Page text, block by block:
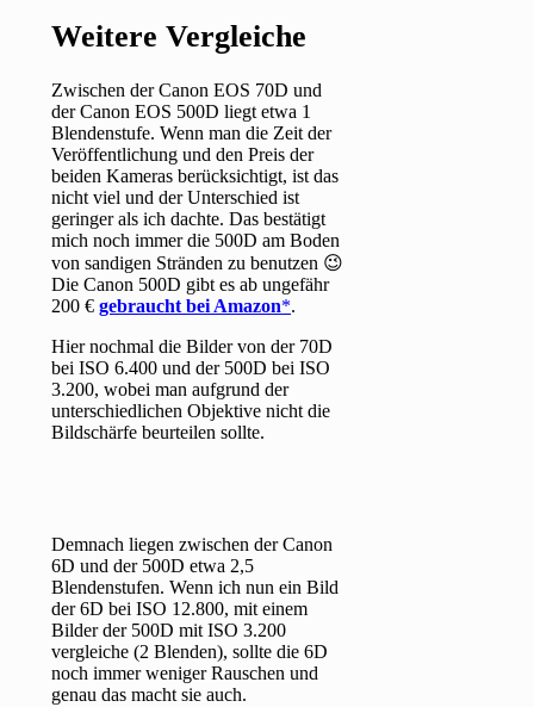
Weitere Vergleiche
Zwischen der Canon EOS 70D und
der Canon EOS 500D liegt etwa 1
Blendenstufe. Wenn man die Zeit der
Veröffentlichung und den Preis der
beiden Kameras berücksichtigt, ist das
nicht viel und der Unterschied ist
geringer als ich dachte. Das bestätigt
mich noch immer die 500D am Boden
von sandigen Stränden zu benutzen 😉
Die Canon 500D gibt es ab ungefähr
200 €gebraucht bei Amazon .
Hier nochmal die Bilder von der 70D
bei ISO 6.400 und der 500D bei ISO
3.200, wobei man aufgrund der
unterschiedlichen Objektive nicht die
Bildschärfe beurteilen sollte.
Demnach liegen zwischen der Canon
6D und der 500D etwa 2,5
Blendenstufen. Wenn ich nun ein Bild
der 6D bei ISO 12.800, mit einem
Bilder der 500D mit ISO 3.200
vergleiche (2 Blenden), sollte die 6D
noch immer weniger Rauschen und
genau das macht sie auch.